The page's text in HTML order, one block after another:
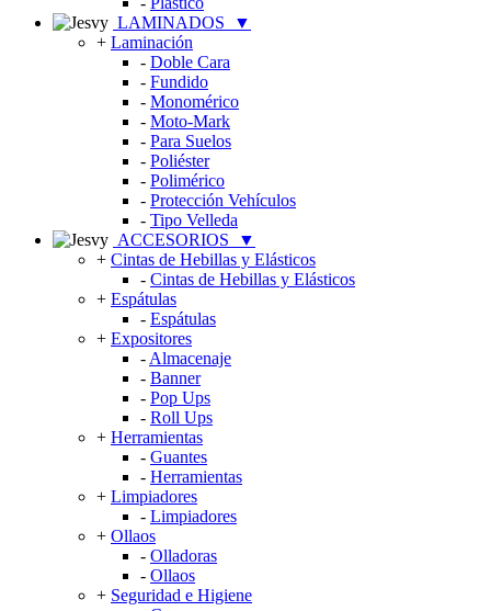
LAMINADOS
▼
+ Laminación
- Doble Cara
- Fundido
- Monomérico
- Moto-Mark
- Para Suelos
- Poliéster
- Polimérico
- Protección Vehículos
- Tipo Velleda
ACCESORIOS
▼
+ Cintas de Hebillas y Elásticos
- Cintas de Hebillas y Elásticos
+ Espátulas
- Espátulas
+ Expositores
- Almacenaje
- Banner
- Pop Ups
- Roll Ups
+ Herramientas
- Guantes
- Herramientas
+ Limpiadores
- Limpiadores
+ Ollaos
- Olladoras
- Ollaos
+ Seguridad e Higiene